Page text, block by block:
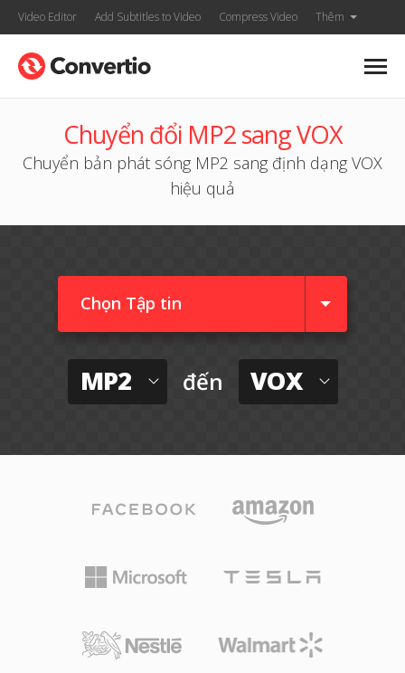
Video Editor Add Subtitles to Video Compress Video Thêm
Chuyển đổi MP2 sang VOX
Chuyển bản phát sóng MP2 sang định dạng VOX
hiệu quả
Chọn Tập tin
MP2 đến VOX